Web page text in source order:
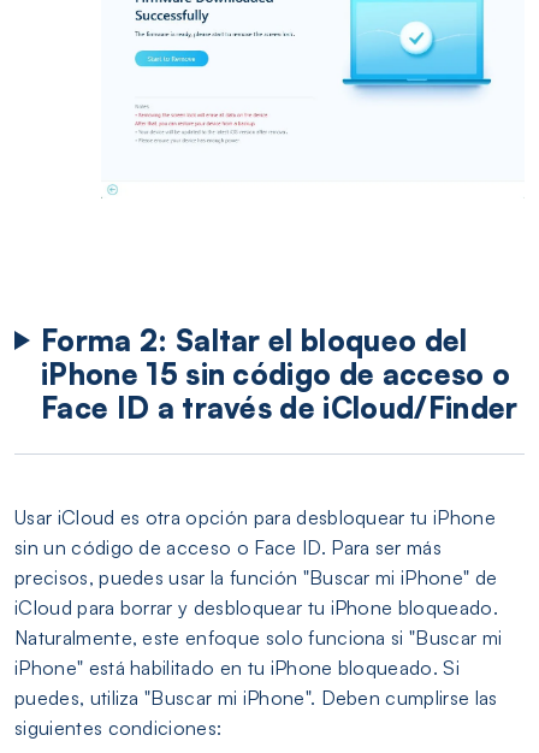
Forma 2: Saltar el bloqueo del
iPhone 15 sin código de acceso o
Face ID a través de iCloud/Finder
Usar iCloud es otra opción para desbloquear tu iPhone
sin un código de acceso o Face ID. Para ser más
precisos, puedes usar la función "Buscar mi iPhone" de
iCloud para borrar y desbloquear tu iPhone bloqueado.
Naturalmente, este enfoque solo funciona si "Buscar mi
iPhone" está habilitado en tu iPhone bloqueado. Si
puedes, utiliza "Buscar mi iPhone". Deben cumplirse las
siguientes condiciones: